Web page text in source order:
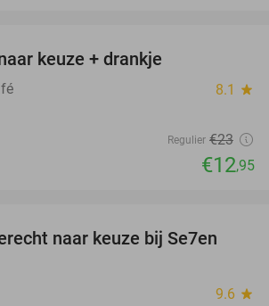
keuze + drankje
8.1 star
Regulier €23
€12,95
41%
naar keuze bij Se7en
9.6 star